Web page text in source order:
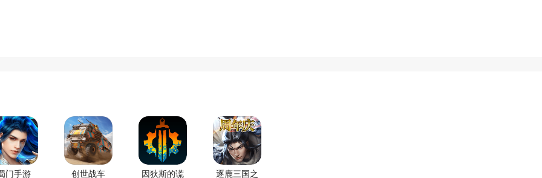
门手游 创世战车
因狄斯的谎
逐鹿三国之